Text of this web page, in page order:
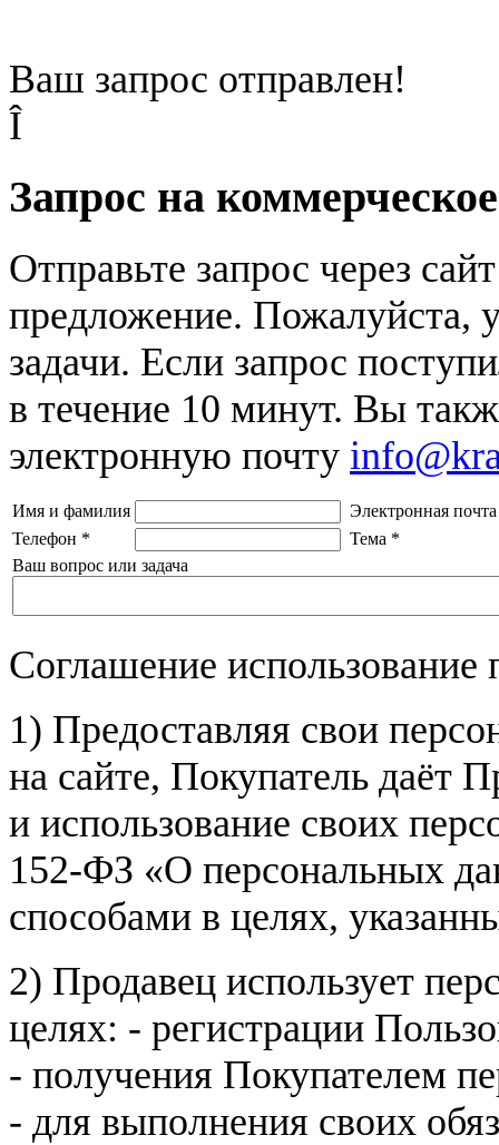
Ваш запрос отправлен!
Î
Запрос на
Отправьте запрос через
предложение. Пожалуйста,
задачи. Если запрос
в течение 10 минут. Вы
электронную почту
Имя и фамилия
Электронная почта
Телефон * Тема *
Ваш вопрос или задача
Соглашение
1) Предоставляя свои
на сайте, Покупатель даёт
и использование своих
152-ФЗ «О персональных
способами в целях,
2) Продавец использует
целях: - регистрации
- получения Покупателем
- для выполнения своих